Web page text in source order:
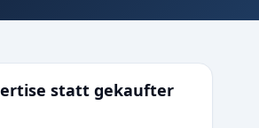
statt gekaufter